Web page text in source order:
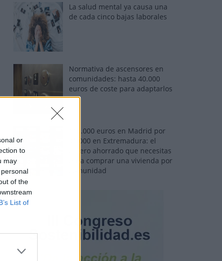
or
to
may
of the
List of
La salud mental ya causa una
de cada cinco bajas laborales
Normativa de ascensores en
comunidades: hasta 40.000
euros de coste para adaptarlos
110.000 euros en Madrid por
31.000 en Extremadura: el
dinero ahorrado que necesitas
para comprar una vivienda por
comunidad